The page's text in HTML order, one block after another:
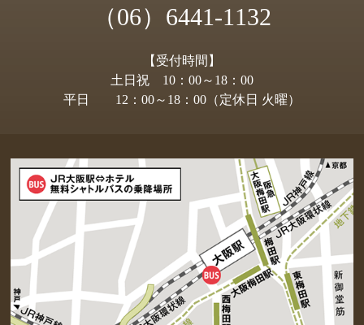
（06）6441-1132
【受付時間】
土日祝 10：00～18：00
平日 12：00～18：00（定休日 火曜）